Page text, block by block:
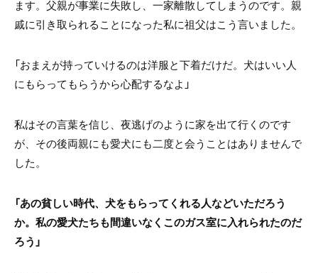
ます。父親が事業に失敗し、一家離散してしまうのです。親
戚に引き取られることになった私に祖父はこう言いました。
「おまえが持っていけるのは洋服と下着だけだ。犬はいい人
にもらってもらうから心配するなよ」
私はその言葉を信じ、夜逃げのように家を出て行くのです
が、その後両親にも愛犬にも二度と会うことはありませんで
した。
「あの貧しい時代、犬をもらってくれる人などいただろう
か。私の愛犬たちも間違いなくこのガス室に入れられたのだ
ろう」